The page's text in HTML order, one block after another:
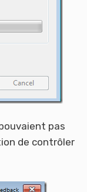
pas
de contrôler